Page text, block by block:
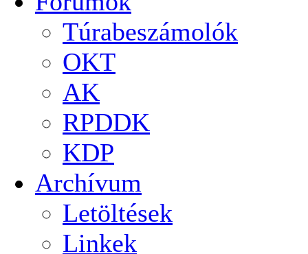
Túrabeszámolók
OKT
AK
RPDDK
KDP
Archívum
Letöltések
Linkek